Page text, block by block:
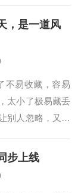
，其实很简单，
，是一道风
不易收藏，容易
太小了极易藏丢
别人忽略，又正
你哭着降临人世
步上线